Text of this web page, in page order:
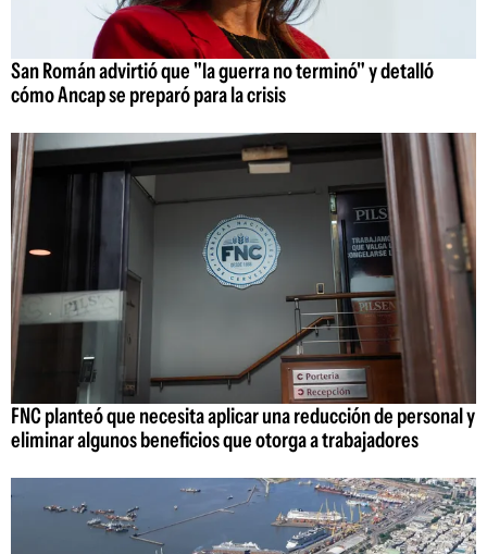
San Román advirtió que "la guerra no terminó" y detalló
cómo Ancap se preparó para la crisis
FNC planteó que necesita aplicar una reducción de personal y
eliminar algunos beneficios que otorga a trabajadores